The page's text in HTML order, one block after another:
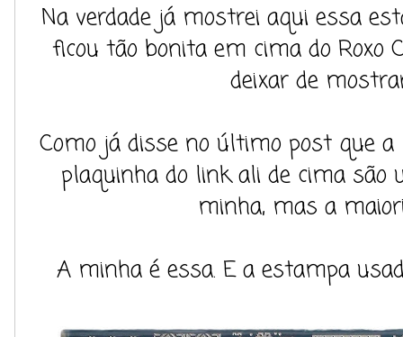
Na verdade já mostrei aqui essa
ficou tão bonita em cima do Roxo
deixar de
Como já disse no último post que
plaquinha do link ali de cima são
minha, mas a
A minha é essa. E a estampa